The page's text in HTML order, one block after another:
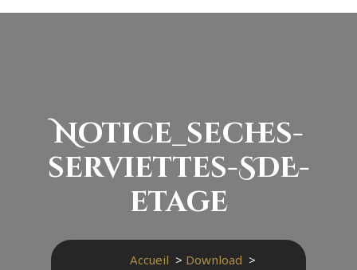
Notice_seches-
serviettes-SDE-
etage
Accueil > Download >